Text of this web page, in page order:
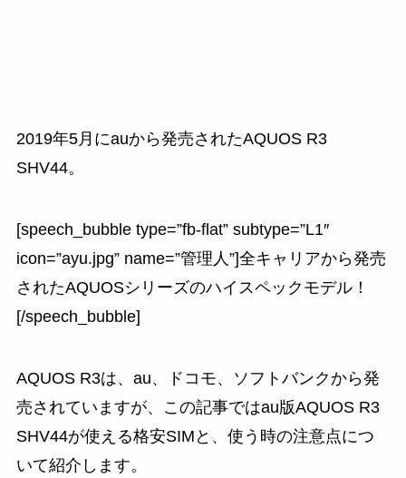
2019年5月にauから発売されたAQUOS R3
SHV44。
[speech_bubble type=”fb-flat” subtype=”L1″
icon=”ayu.jpg” name=”管理人”]全キャリアから発売
されたAQUOSシリーズのハイスペックモデル！
[/speech_bubble]
AQUOS R3は、au、ドコモ、ソフトバンクから発
売されていますが、この記事ではau版AQUOS R3
SHV44が使える格安SIMと、使う時の注意点につ
いて紹介します。